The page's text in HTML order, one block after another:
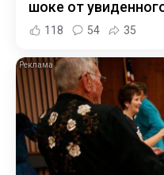
шоке от
118 54 35